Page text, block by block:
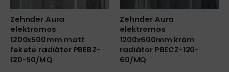
Zehnder Aura
elektromos
1200x500mm matt
fekete radiátor PBEBZ-
120-50/MQ
Zehnder Aura
elektromos
1200x600mm króm
radiátor PBECZ-120-
60/MQ